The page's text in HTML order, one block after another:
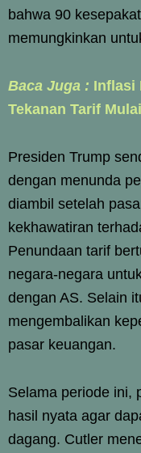
bahwa 90
memungkinkan
Baca Juga : Inflasi
Tekanan Tarif
Presiden Trump
dengan menunda
diambil setelah
kekhawatiran
Penundaan tarif
negara-negara
dengan AS. Selain
mengembalikan
pasar keuangan.
Selama periode ini,
hasil nyata agar
dagang. Cutler